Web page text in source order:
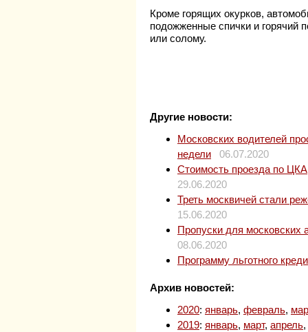
Кроме горящих окурков,
подожженные спички и горячий
или солому.
Другие новости:
Московских водителей
недели
06.07.2020
Стоимость проезда по
29.06.2020
Треть москвичей стали
15.06.2020
Пропуски для московских
08.06.2020
Программу льготного
Архив новостей:
2020: январь, февраль,
2019: январь, март, апрель,